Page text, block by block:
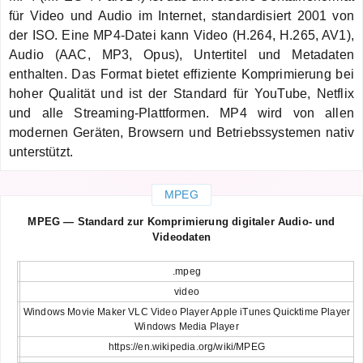
für Video und Audio im Internet, standardisiert 2001 von
der ISO. Eine MP4-Datei kann Video (H.264, H.265, AV1),
Audio (AAC, MP3, Opus), Untertitel und Metadaten
enthalten. Das Format bietet effiziente Komprimierung bei
hoher Qualität und ist der Standard für YouTube, Netflix
und alle Streaming-Plattformen. MP4 wird von allen
modernen Geräten, Browsern und Betriebssystemen nativ
unterstützt.
MPEG
MPEG — Standard zur Komprimierung digitaler Audio- und
Videodaten
.mpeg
video
Windows Movie Maker VLC Video Player Apple iTunes Quicktime Player
Windows Media Player
https://en.wikipedia.org/wiki/MPEG